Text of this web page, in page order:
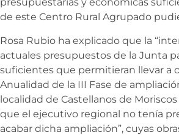
presupuestarias y económicas
de este Centro Rural Agrupado
Rosa Rubio ha explicado que la
actuales presupuestos de la Junta
suficientes que permitieran llevar a
Anualidad de la III Fase de
localidad de Castellanos de
que el ejecutivo regional no tenía
acabar dicha ampliación”, cuyas